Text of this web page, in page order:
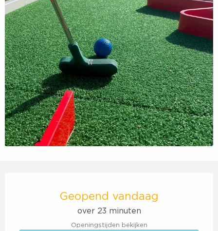
Geopend vandaag
over 23 minuten
Openingstijden bekijken